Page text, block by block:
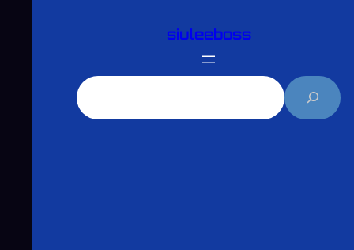
siuleeboss